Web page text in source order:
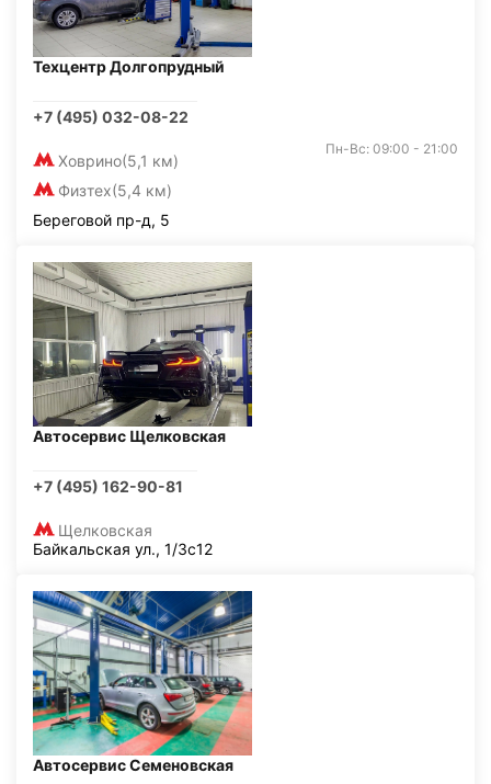
Техцентр Долгопрудный
+7 (495) 032-08-22
Ховрино(5,1 км)
Физтех(5,4 км)
Пн-Вс: 09:00 - 21:00
Береговой пр-д, 5
Автосервис Щелковская
+7 (495) 162-90-81
Щелковская
Байкальская ул., 1/3с12
Автосервис Семеновская